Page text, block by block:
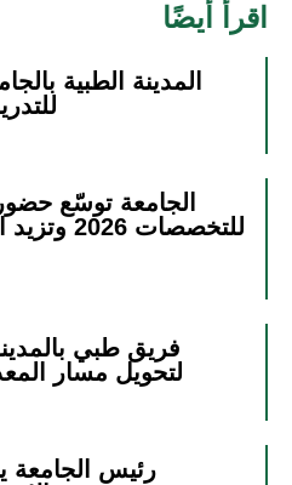
اقرأ أيضًا
المدينة الطبية
الجامعة توسّع
للتخصصات
فريق طبي
لتحويل مسار
رئيس الجامعة